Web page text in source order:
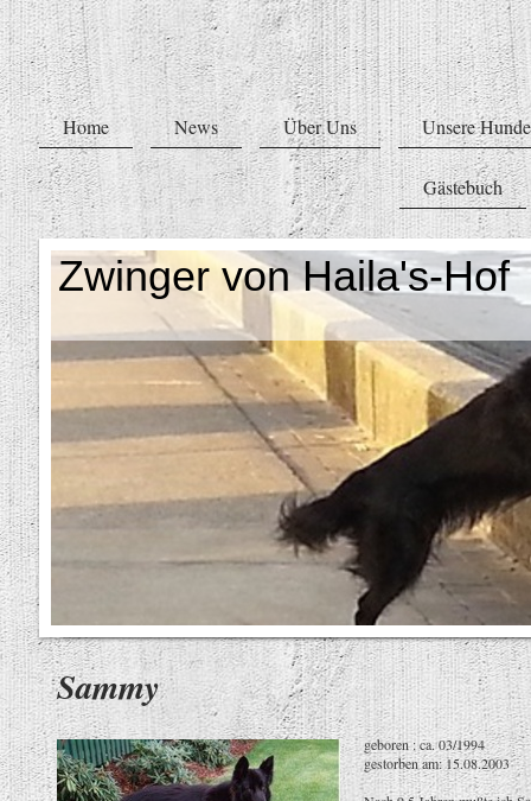
Home News Über Uns Unsere Hunde
Gästebuch
Zwinger von Haila's-Hof
Sammy
geboren : ca. 03/1994
gestorben am: 15.08.2003